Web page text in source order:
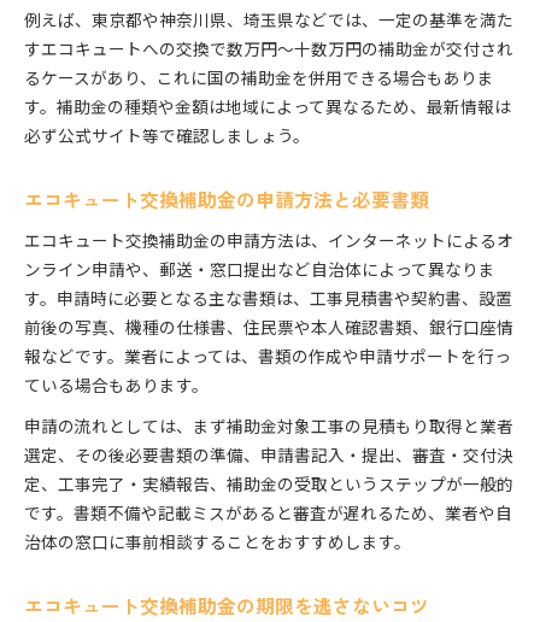
例えば、東京都や神奈川県、埼玉県などでは、一定の基準を満た
すエコキュートへの交換で数万円〜十数万円の補助金が交付され
るケースがあり、これに国の補助金を併用できる場合もありま
す。補助金の種類や金額は地域によって異なるため、最新情報は
必ず公式サイト等で確認しましょう。
エコキュート交換補助金の申請方法と必要書類
エコキュート交換補助金の申請方法は、インターネットによるオ
ンライン申請や、郵送・窓口提出など自治体によって異なりま
す。申請時に必要となる主な書類は、工事見積書や契約書、設置
前後の写真、機種の仕様書、住民票や本人確認書類、銀行口座情
報などです。業者によっては、書類の作成や申請サポートを行っ
ている場合もあります。
申請の流れとしては、まず補助金対象工事の見積もり取得と業者
選定、その後必要書類の準備、申請書記入・提出、審査・交付決
定、工事完了・実績報告、補助金の受取というステップが一般的
です。書類不備や記載ミスがあると審査が遅れるため、業者や自
治体の窓口に事前相談することをおすすめします。
エコキュート交換補助金の期限を逃さないコツ